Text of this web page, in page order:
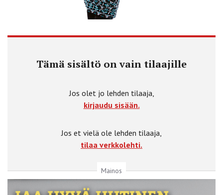
Tämä sisältö on vain tilaajille
Jos olet jo lehden tilaaja,
kirjaudu sisään.
Jos et vielä ole lehden tilaaja,
tilaa verkkolehti.
Mainos